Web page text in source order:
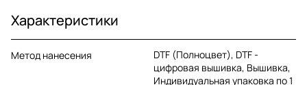
Характеристики
Метод нанесения
DTF (Полноцвет), DTF -
цифровая вышивка, Вышивка,
Индивидуальная упаковка по 1